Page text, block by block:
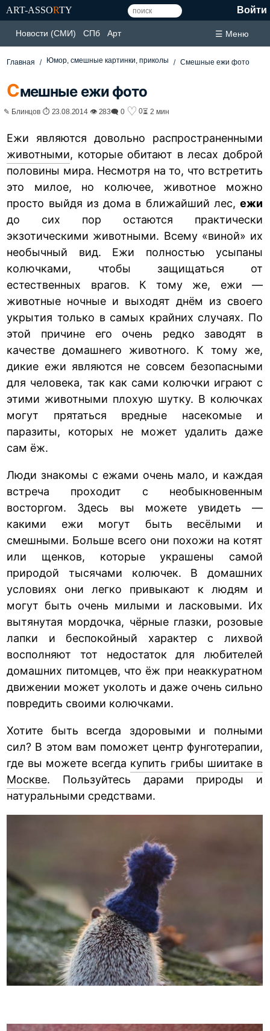
ART-ASSORTY Войти
Новости (СМИ) СПб Арт ☰ Меню
Главная Юмор, смешные картинки, приколы Смешные ежи фото
Смешные ежи фото
✎ Блинцов ⏱ 23.08.2014 👁 283🗨 0 ♡ 0⏳ 2 мин
Ежи являются довольно распространенными
животными, которые обитают в лесах доброй
половины мира. Несмотря на то, что встретить
это милое, но колючее, животное можно
просто выйдя из дома в ближайший лес, ежи
до сих пор остаются практически
экзотическими животными. Всему «виной» их
необычный вид. Ежи полностью усыпаны
колючками, чтобы защищаться от
естественных врагов. К тому же, ежи —
животные ночные и выходят днём из своего
укрытия только в самых крайних случаях. По
этой причине его очень редко заводят в
качестве домашнего животного. К тому же,
дикие ежи являются не совсем безопасными
для человека, так как сами колючки играют с
этими животными плохую шутку. В колючках
могут прятаться вредные насекомые и
паразиты, которых не может удалить даже
сам ёж.
Люди знакомы с ежами очень мало, и каждая
встреча проходит с необыкновенным
восторгом. Здесь вы можете увидеть —
какими ежи могут быть весёлыми и
смешными. Больше всего они похожи на котят
или щенков, которые украшены самой
природой тысячами колючек. В домашних
условиях они легко привыкают к людям и
могут быть очень милыми и ласковыми. Их
вытянутая мордочка, чёрные глазки, розовые
лапки и беспокойный характер с лихвой
восполняют тот недостаток для любителей
домашних питомцев, что ёж при неаккуратном
движении может уколоть и даже очень сильно
повредить своими колючками.
Хотите быть всегда здоровыми и полными
сил? В этом вам поможет центр фунготерапии,
где вы можете всегда купить грибы шиитаке в
Москве. Пользуйтесь дарами природы и
натуральными средствами.